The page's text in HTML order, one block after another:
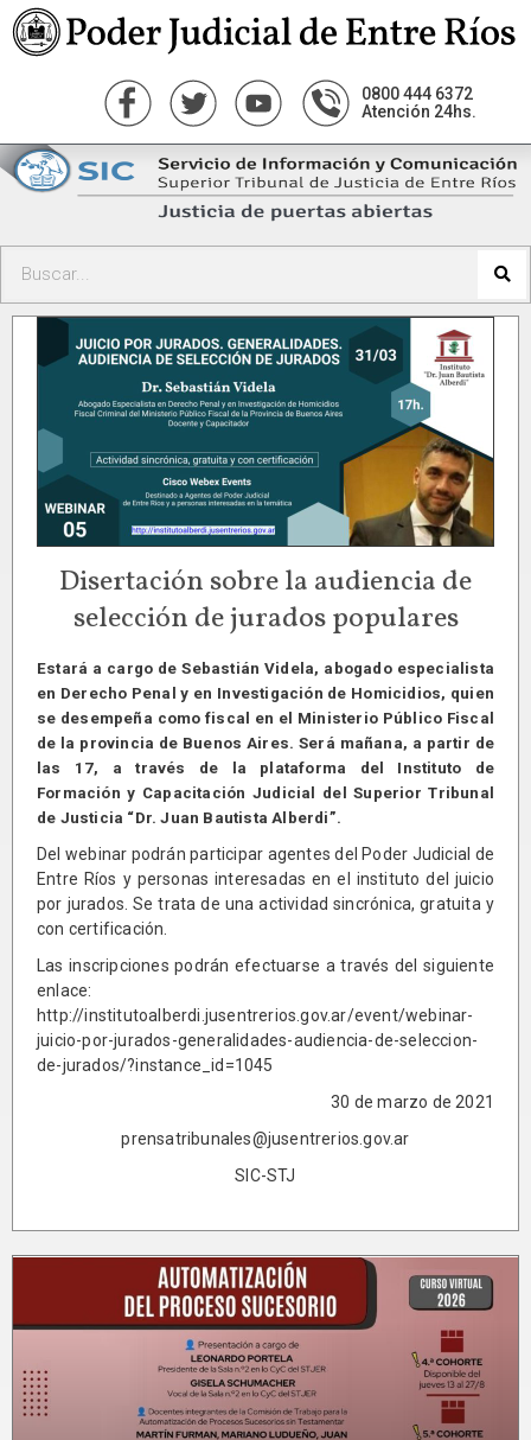
0800 444 6372
Atención 24hs.
Disertación sobre la audiencia de
selección de jurados populares
Estará a cargo de Sebastián Videla, abogado especialista
en Derecho Penal y en Investigación de Homicidios, quien
se desempeña como fiscal en el Ministerio Público Fiscal
de la provincia de Buenos Aires. Será mañana, a partir de
las 17, a través de la plataforma del Instituto de
Formación y Capacitación Judicial del Superior Tribunal
de Justicia “Dr. Juan Bautista Alberdi”.
Del webinar podrán participar agentes del Poder Judicial de
Entre Ríos y personas interesadas en el instituto del juicio
por jurados. Se trata de una actividad sincrónica, gratuita y
con certificación.
Las inscripciones podrán efectuarse a través del siguiente
enlace:
http://institutoalberdi.jusentrerios.gov.ar/event/webinar-
juicio-por-jurados-generalidades-audiencia-de-seleccion-
de-jurados/?instance_id=1045
30 de marzo de 2021
prensatribunales@jusentrerios.gov.ar
SIC-STJ